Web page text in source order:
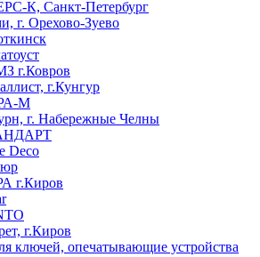
К, Санкт-Петербург
г. Орехово-Зуево
г.Ковров
г.Кунгур
М
г. Набережные Челны
Deco
г.Киров
г.Киров
ключей, опечатывающие устройства